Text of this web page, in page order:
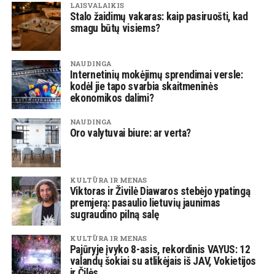
LAISVALAIKIS
Stalo žaidimų vakaras: kaip pasiruošti, kad
smagu būtų visiems?
NAUDINGA
Internetinių mokėjimų sprendimai versle:
kodėl jie tapo svarbia skaitmeninės
ekonomikos dalimi?
NAUDINGA
Oro valytuvai biure: ar verta?
KULTŪRA IR MENAS
Viktoras ir Živilė Diawaros stebėjo ypatingą
premjerą: pasaulio lietuvių jaunimas
sugraudino pilną salę
KULTŪRA IR MENAS
Pajūryje įvyko 8-asis, rekordinis VAYUS: 12
valandų šokiai su atlikėjais iš JAV, Vokietijos